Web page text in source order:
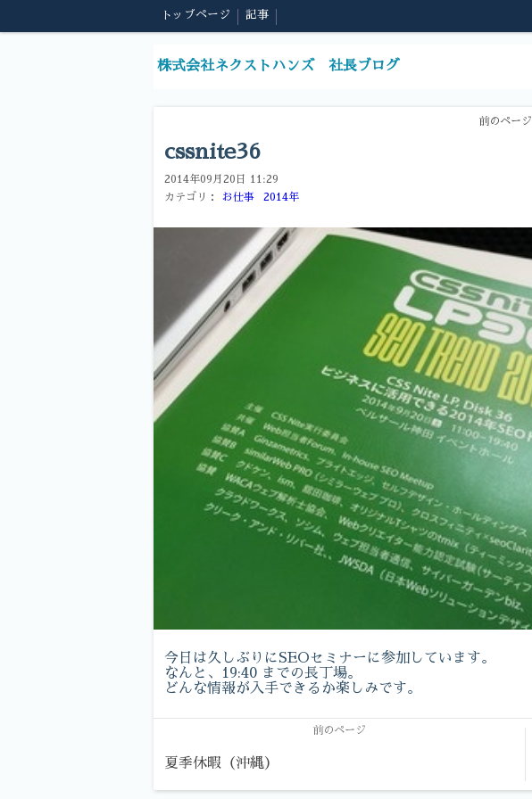
トップページ 記事
株式会社ネクストハンズ 社長ブログ
前のページ
cssnite36
2014年09月20日 11:29
カテゴリ：
お仕事 2014年
今日は久しぶりにSEOセミナーに参加しています。
なんと、19:40 までの長丁場。
どんな情報が入手できるか楽しみです。
前のページ
夏季休暇（沖縄）